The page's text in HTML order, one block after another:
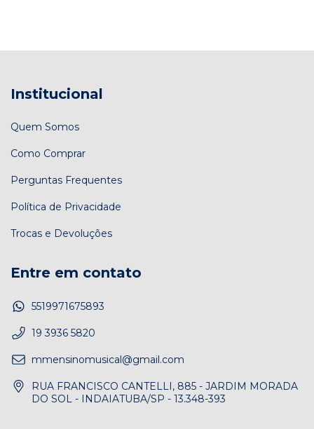
Institucional
Quem Somos
Como Comprar
Perguntas Frequentes
Política de Privacidade
Trocas e Devoluções
Entre em contato
5519971675893
19 3936 5820
mmensinomusical@gmail.com
RUA FRANCISCO CANTELLI, 885 - JARDIM MORADA
DO SOL - INDAIATUBA/SP - 13.348-393